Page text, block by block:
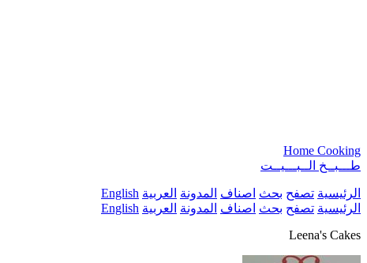
Home Cooking
طـــبــخ الــبـــيــت
الرئيسية تصفح بحث اصناف المدونة العربية English
الرئيسية تصفح بحث اصناف المدونة العربية English
Leena's Cakes